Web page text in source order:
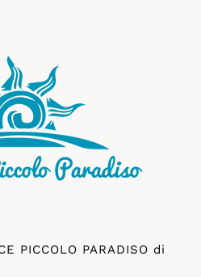
PICCOLO PARADISO di